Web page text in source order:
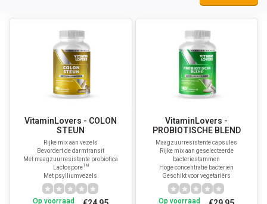
VitaminLovers - COLON
STEUN
Rijke mix aan vezels
Bevordert de darmtransit
Met maagzuurresistente probiotica
Lactospore™
Met psylliumvezels
Op voorraad
VitaminLovers -
PROBIOTISCHE BLEND
Maagzuurresistente capsules
Rijke mix aan geselecteerde
bacteriestammen
Hoge concentratie bacteriën
Geschikt voor vegetariërs
Op voorraad